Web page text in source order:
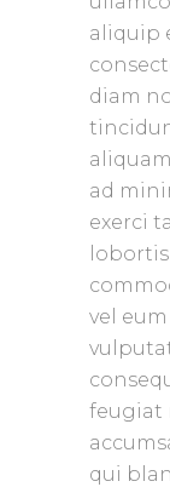
aliquip
diam
ad
exerci
vel
feugiat
qui